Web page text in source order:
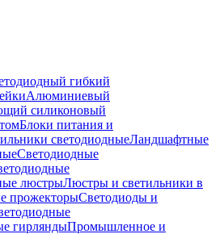
гибкий
Алюминиевый
силиконовый
Блоки питания и
светодиодныеЛандшафтные
Светодиодные
люстрыЛюстры и светильники в
прожекторыСветодиоды и
гирляндыПромышленное и